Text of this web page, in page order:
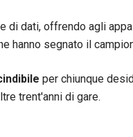
di dati, offrendo agli
hanno segnato il
per chiunque
trent'anni di gare.